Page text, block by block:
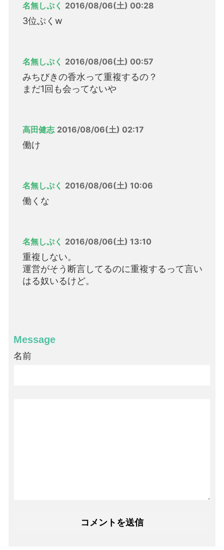
名無しぷく 2016/08/06(土) 00:28
3位ぷくw
名無しぷく 2016/08/06(土) 00:57
みちびきの香水って重複するの？
まだ1回も会ってないや
高田健志 2016/08/06(土) 02:17
働け
名無しぷく 2016/08/06(土) 10:06
働くな
名無しぷく 2016/08/06(土) 13:10
重複しない。
運営がそう断言してるのに重複するって言い
はる奴いるけど。
Message
名前